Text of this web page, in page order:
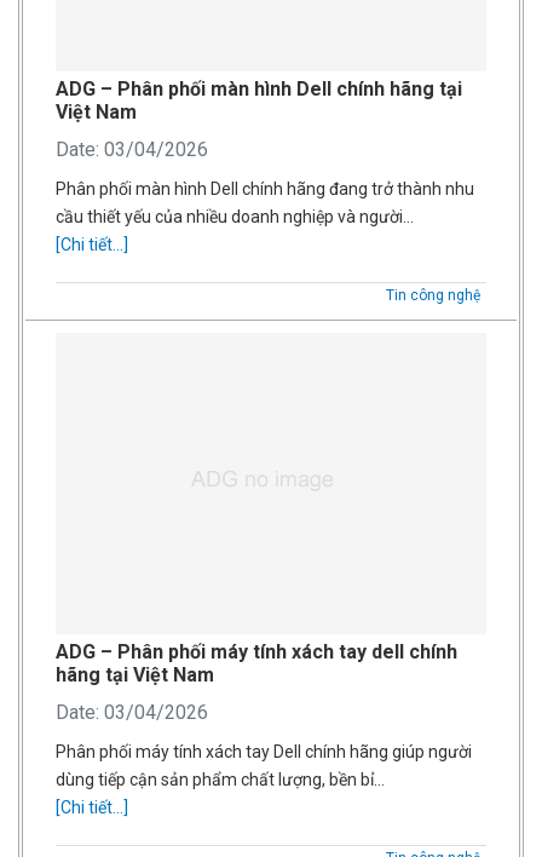
ADG – Phân phối màn hình Dell chính hãng tại
Việt Nam
Date: 03/04/2026
Phân phối màn hình Dell chính hãng đang trở thành nhu
cầu thiết yếu của nhiều doanh nghiệp và người…
[Chi tiết...]
Tin công nghệ
ADG – Phân phối máy tính xách tay dell chính
hãng tại Việt Nam
Date: 03/04/2026
Phân phối máy tính xách tay Dell chính hãng giúp người
dùng tiếp cận sản phẩm chất lượng, bền bỉ…
[Chi tiết...]